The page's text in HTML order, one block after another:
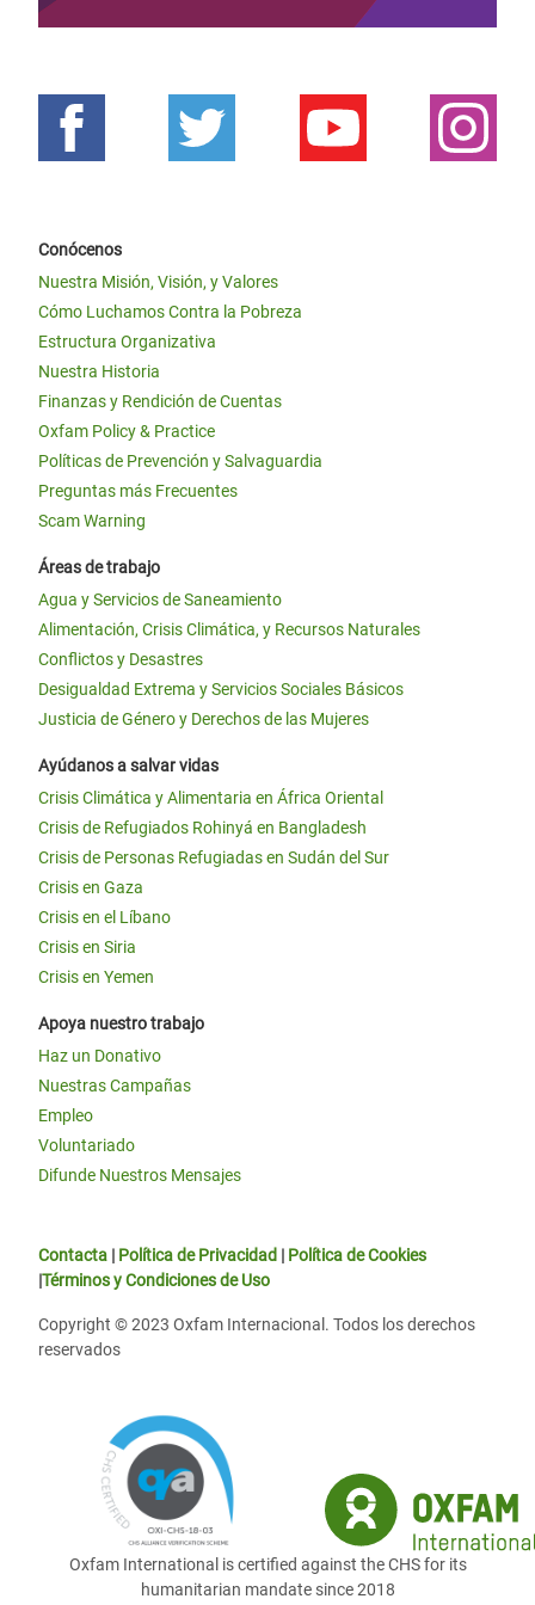
Conócenos
Nuestra Misión, Visión, y Valores
Cómo Luchamos Contra la Pobreza
Estructura Organizativa
Nuestra Historia
Finanzas y Rendición de Cuentas
Oxfam Policy & Practice
Políticas de Prevención y Salvaguardia
Preguntas más Frecuentes
Scam Warning
Áreas de trabajo
Agua y Servicios de Saneamiento
Alimentación, Crisis Climática, y Recursos Naturales
Conflictos y Desastres
Desigualdad Extrema y Servicios Sociales Básicos
Justicia de Género y Derechos de las Mujeres
Ayúdanos a salvar vidas
Crisis Climática y Alimentaria en África Oriental
Crisis de Refugiados Rohinyá en Bangladesh
Crisis de Personas Refugiadas en Sudán del Sur
Crisis en Gaza
Crisis en el Líbano
Crisis en Siria
Crisis en Yemen
Apoya nuestro trabajo
Haz un Donativo
Nuestras Campañas
Empleo
Voluntariado
Difunde Nuestros Mensajes
Contacta | Política de Privacidad | Política de Cookies
|Términos y Condiciones de Uso
Copyright © 2023 Oxfam Internacional. Todos los derechos
reservados
Oxfam International is certified against the CHS for its
humanitarian mandate since 2018